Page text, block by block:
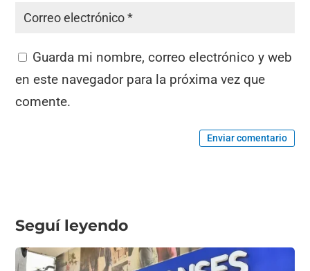
Guarda mi nombre, correo electrónico y web
en este navegador para la próxima vez que
comente.
Enviar comentario
Seguí leyendo